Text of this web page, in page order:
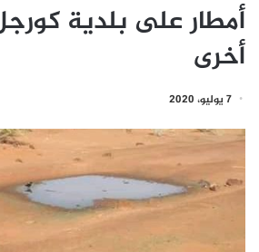
أمطار على بلدية
أخرى
7 يوليو، 2020